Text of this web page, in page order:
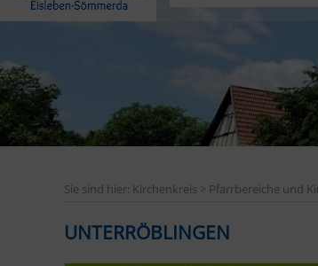
Sie sind hier: Kirchenkreis > Pfarrbereiche und
UNTERRÖBLINGEN